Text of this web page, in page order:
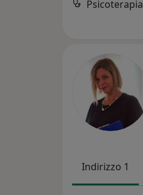
Psicoterapia
Indirizzo 1